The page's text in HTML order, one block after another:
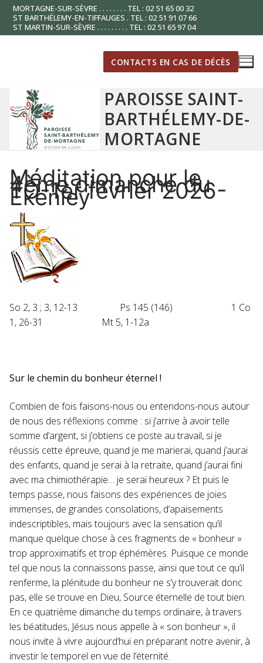
Aller
contenu
MORTAGNE-SUR-SÈVRE . . . . . . . . TEL : 02 51 65 00 32
ST BARTHÉLEMY-EN-TIFFAUGES . TEL : 02 51 91 07 66
ST MARTIN-SUR-SÈVRE . . . . . . . . . TEL : 02 51 65 97 04
CONTACTS EN CAS DE DÉCÈS
PAROISSE SAINT-
BARTHÉLEMY-DE-
MORTAGNE
Méditation pour le
4ème dimanche du
TO-1er février 2026-
Ekenley
So 2, 3 ; 3, 12-13 Ps 145 (146) 1 Co
1, 26-31 Mt 5, 1-12a
Sur le chemin du bonheur éternel !
Combien de fois faisons-nous ou entendons-nous autour
de nous des réflexions comme : si j’arrive à avoir telle
somme d’argent, si j’obtiens ce poste au travail, si je
réussis cette épreuve, quand je me marierai, quand j’aurai
des enfants, quand je serai à la retraite, quand j’aurai fini
avec ma chimiothérapie… je serai heureux ? Et puis le
temps passe, nous faisons des expériences de joies
immenses, de grandes consolations, d’apaisements
indescriptibles, mais toujours avec la sensation qu’il
manque quelque chose à ces fragments de « bonheur »
trop approximatifs et trop éphémères. Puisque ce monde
tel que nous la connaissons passe, ainsi que tout ce qu’il
renferme, la plénitude du bonheur ne s’y trouverait donc
pas, elle se trouve en Dieu, Source éternelle de tout bien.
En ce quatrième dimanche du temps ordinaire, à travers
les béatitudes, Jésus nous appelle à « son bonheur », il
nous invite à vivre aujourd’hui en préparant notre avenir, à
investir le temporel en vue de l’éternité.